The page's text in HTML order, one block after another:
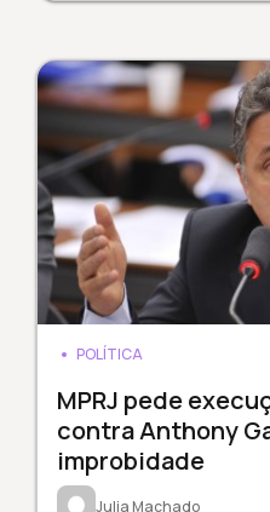
POLÍTICA
MPRJ pede
contra Anthony
improbidade
Julia Machado